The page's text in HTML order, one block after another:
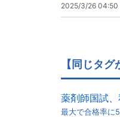
2025/3/26 04:50
【同じタグ
薬剤師国試
最大で合格率に